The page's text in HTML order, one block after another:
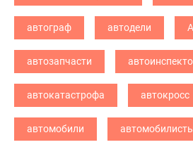
автограф автодели
автозапчасти
автокатастрофа автокросс
автомобили